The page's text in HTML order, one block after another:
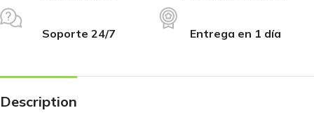
Soporte 24/7 Entrega en 1 día
Description